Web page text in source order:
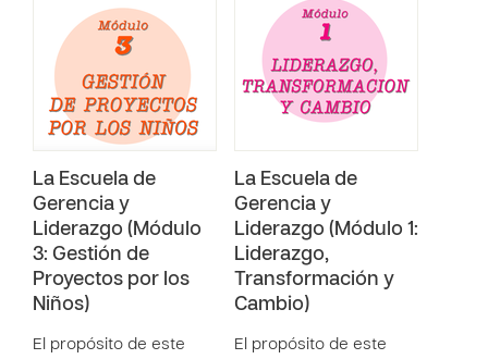
La Escuela de
Gerencia y
Liderazgo (Módulo
3: Gestión de
Proyectos por los
Niños)
El propósito de este
La Escuela de
Gerencia y
Liderazgo (Módulo 1:
Liderazgo,
Transformación y
Cambio)
El propósito de este